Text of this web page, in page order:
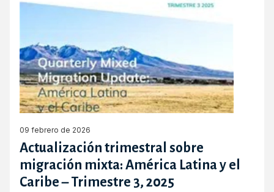
09 febrero de 2026
Actualización trimestral sobre
migración mixta: América Latina y el
Caribe – Trimestre 3, 2025